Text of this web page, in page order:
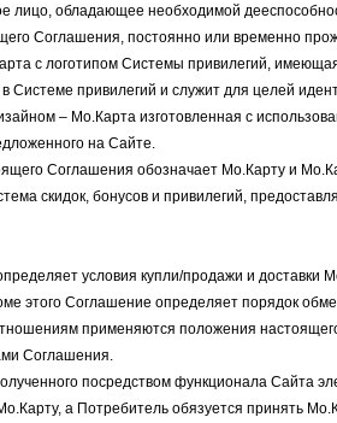
лицо, обладающее необходимой
Соглашения, постоянно или временно
с логотипом Системы привилегий,
Системе привилегий и служит для целей
– Мо.Карта изготовленная с
на Сайте.
Соглашения обозначает Мо.Карту и
скидок, бонусов и привилегий,
условия купли/продажи и доставки
этого Соглашение определяет порядок
применяются положения
Соглашения.
посредством функционала Сайта
а Потребитель обязуется принять